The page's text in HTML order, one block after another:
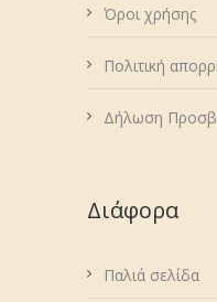
Όροι χρήσης
Πολιτική
Δήλωση
Διάφορα
Παλιά σελίδα